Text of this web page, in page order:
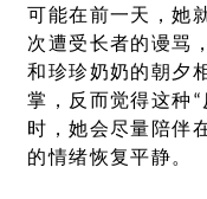
可能在前一天，她
次遭受长者的谩骂
和珍珍奶奶的朝夕
掌，反而觉得这种
时，她会尽量陪伴
的情绪恢复平静。